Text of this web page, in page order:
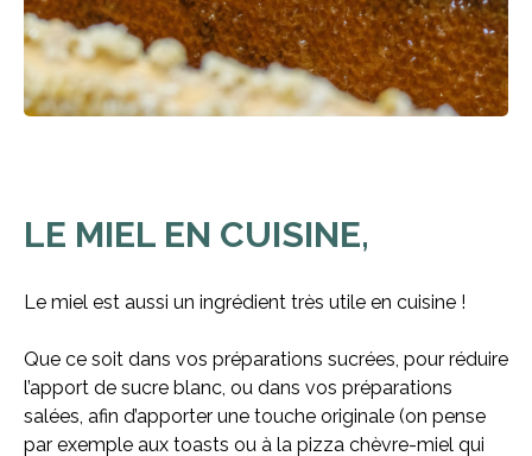
LE MIEL EN CUISINE,
Le miel est aussi un ingrédient très utile en cuisine !
Que ce soit dans vos préparations sucrées, pour réduire
l’apport de sucre blanc, ou dans vos préparations
salées, afin d’apporter une touche originale (on pense
par exemple aux toasts ou à la pizza chèvre-miel qui